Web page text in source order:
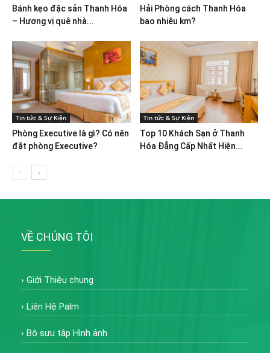
Bánh kẹo đặc sản Thanh Hóa
– Hương vị quê nhà...
Hải Phòng cách Thanh Hóa
bao nhiêu km?
Tin tức & Sự Kiện
Phòng Executive là gì? Có nên
đặt phòng Executive?
Tin tức & Sự Kiện
Top 10 Khách Sạn ở Thanh
Hóa Đẳng Cấp Nhất Hiện...
VỀ CHÚNG TÔI
› Giới Thiệu chung
› Liên Hệ Palm
› Bộ sưu tập Hình ảnh